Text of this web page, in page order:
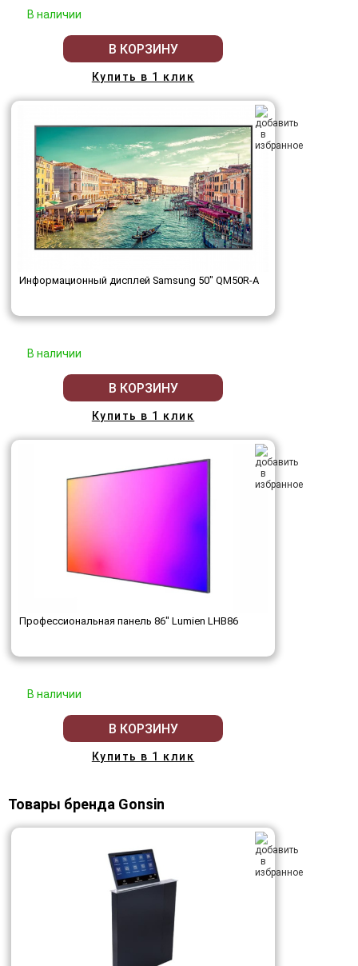
В наличии
В КОРЗИНУ
Купить в 1 клик
Информационный дисплей Samsung 50" QM50R-A
В наличии
В КОРЗИНУ
Купить в 1 клик
Профессиональная панель 86" Lumien LHB86
В наличии
В КОРЗИНУ
Купить в 1 клик
Товары бренда Gonsin